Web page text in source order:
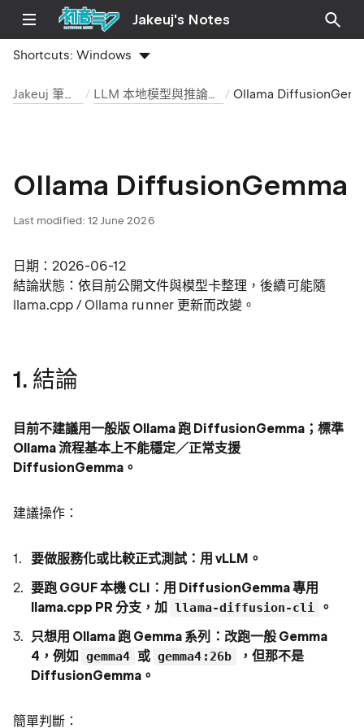
Jakeuj's Notes
Shortcuts:Windows
Jakeuj 筆記本 LLM 本地模型與推論筆記
Ollama DiffusionGemma
Last modified: 12 June 2026
日期：2026-06-12
結論狀態：依目前公開文件與模型卡整理，後續可能隨
llama.cpp / Ollama runner 更新而改變。
1. 結論
目前不建議用一般版 Ollama 跑 DiffusionGemma；標準
Ollama 流程基本上不能穩定／正常支援
DiffusionGemma。
建議操作：
要做服務化或比較正式測試：用 vLLM。
要跑 GGUF 本機 CLI：用 DiffusionGemma 專用
llama.cpp PR 分支，加 llama-diffusion-cli
。
只想用 Ollama 跑 Gemma 系列：改跑一般 Gemma
4，例如 gemma4 或 gemma4:26b
，但那不是
DiffusionGemma。
簡單判斷：